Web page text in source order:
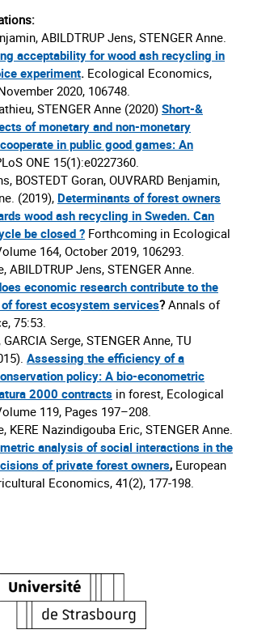
ABILDTRUP Jens, STENGER Anne.
acceptability for wood ash recycling in
experiment. Ecological Economics,
2020, 106748.
STENGER Anne (2020) Short-&
of monetary and non-monetary
in public good games: An
ONE 15(1):e0227360.
BOSTEDT Goran, OUVRARD Benjamin,
(2019), Determinants of forest owners
wood ash recycling in Sweden. Can
be closed ? Forthcoming in Ecological
164, October 2019, 106293.
ABILDTRUP Jens, STENGER Anne.
economic research contribute to the
forest ecosystem services? Annals of
75:53.
Serge, STENGER Anne, TU
Assessing the efficiency of a
policy: A bio-econometric
2000 contracts in forest, Ecological
119, Pages 197–208.
KERE Nazindigouba Eric, STENGER Anne.
analysis of social interactions in the
of private forest owners, European
Economics, 41(2), 177-198.